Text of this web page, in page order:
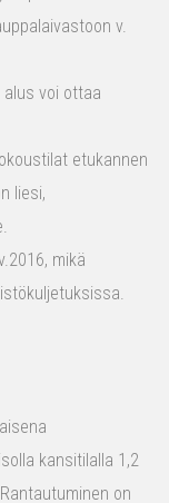
v.
alus voi ottaa
etukannen
liesi,
mikä
kansitilalla 1,2
on